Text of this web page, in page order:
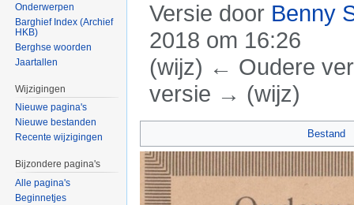
Versie door Benny
2018 om 16:26
(wijz) ← Oudere
versie → (wijz)
Bestand
Onderwerpen
Barghief Index (Archief
HKB)
Berghse woorden
Jaartallen
Wijzigingen
Nieuwe pagina's
Nieuwe bestanden
Recente wijzigingen
Bijzondere pagina's
Alle pagina's
Beginnetjes